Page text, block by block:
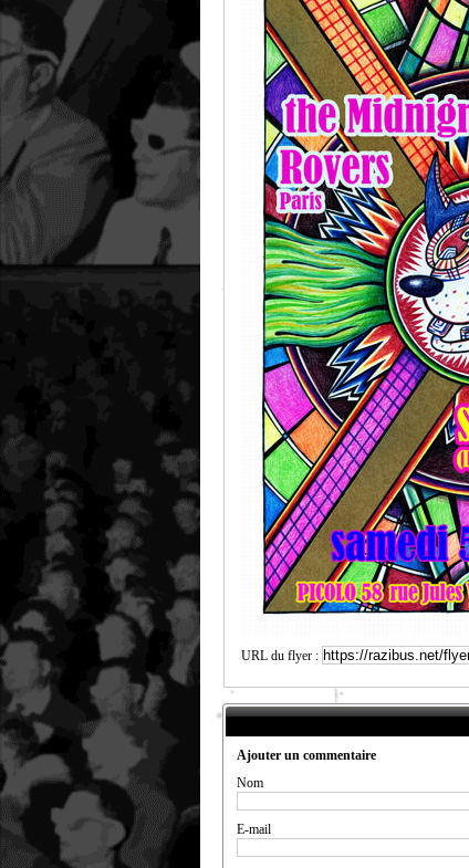
URL du flyer :
Ajouter un commentaire
Nom
E-mail